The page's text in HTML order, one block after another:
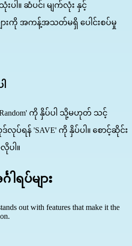
ပါ။ ဆံပင်၊ မျက်လုံး နှင့်
းကို အကန့်အသတ်မရှိ ပေါင်းစပ်မှု
ကို နှိပ်ပါ သို့မဟုတ် သင့်
ဒ်လုပ်ရန် 'SAVE' ကို နှိပ်ပါ။ စောင့်ဆိုင်း
ပါ။
ါရပ်များ
out with features that make it the